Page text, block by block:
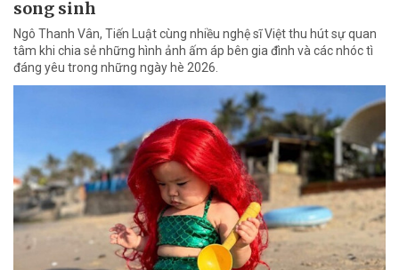
song sinh
Ngô Thanh Vân, Tiến Luật cùng nhiều nghệ sĩ Việt thu hút sự quan
tâm khi chia sẻ những hình ảnh ấm áp bên gia đình và các nhóc tì
đáng yêu trong những ngày hè 2026.